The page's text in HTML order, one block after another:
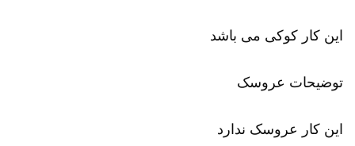
این کار کوکی می باشد
توضیحات عروسک
این کار عروسک ندارد